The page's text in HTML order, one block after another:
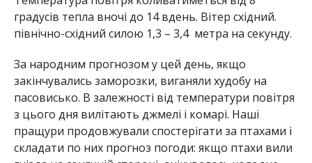
градусів тепла вночі до 14 вдень. Вітер східний.
північно-східний силою 1,3 – 3,4 метра на секунду.
За народним прогнозом у цей день, якщо
закінчувались заморозки, виганяли худобу на
пасовисько. В залежності від температури повітря
з цього дня вилітають джмелі і комарі. Наші
пращури продовжували спостерігати за птахами і
складати по них прогноз погоди: якщо птахи вили